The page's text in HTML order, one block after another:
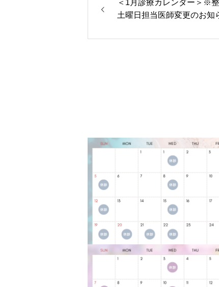
＜1月診療カレンダー＞※
土曜日担当医師変更のお知